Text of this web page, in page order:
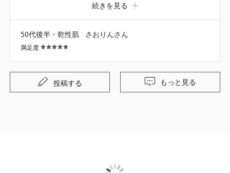
続きを見る
50代後半・乾性肌 さおりんさん
満足度
投稿する もっと見る